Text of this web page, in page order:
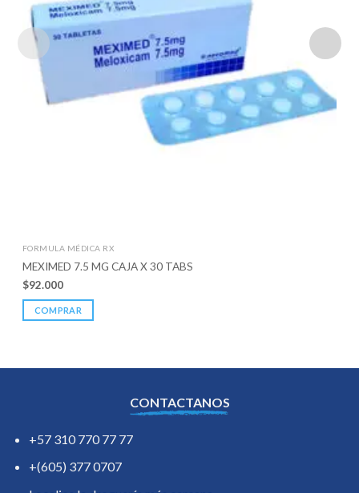
FORMULA MÉDICA RX
MEXIMED 7.5 MG CAJA X 30 TABS
$92.000
COMPRAR
CONTACTANOS
+57 310 770 77 77
+(605) 377 0707